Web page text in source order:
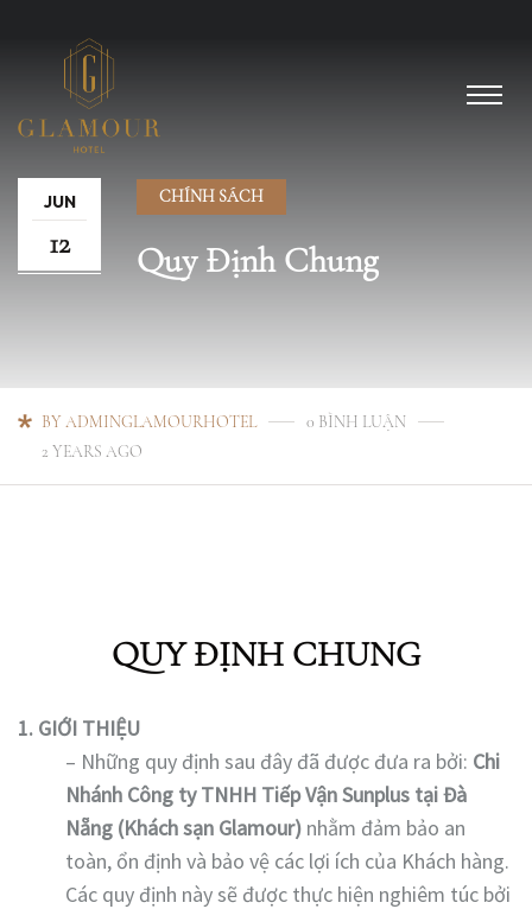
JUN
12
CHÍNH SÁCH
Quy Định Chung
BY ADMINGLAMOURHOTEL
0 BÌNH LUẬN
2 YEARS AGO
QUY ĐỊNH CHUNG
1. GIỚI THIỆU
– Những quy định sau đây đã được đưa ra bởi: Chi
Nhánh Công ty TNHH Tiếp Vận Sunplus tại Đà
Nẵng (Khách sạn Glamour) nhằm đảm bảo an
toàn, ổn định và bảo vệ các lợi ích của Khách hàng.
Các quy định này sẽ được thực hiện nghiêm túc bởi